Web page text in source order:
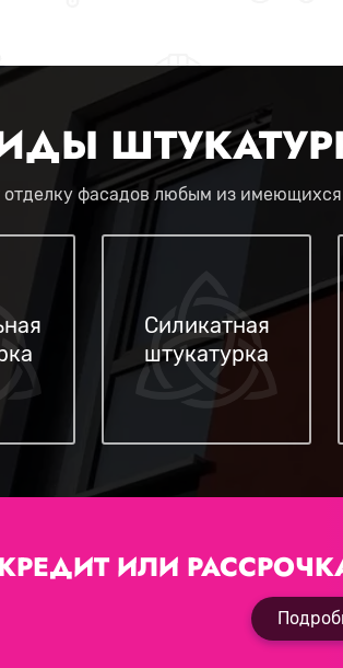
фасадов любым из
Силикатная
штукатурка
ИЛИ